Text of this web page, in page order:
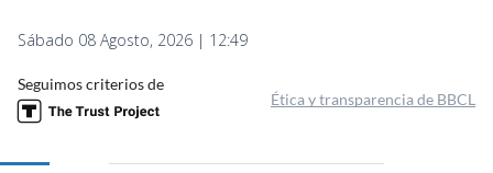
Sábado 08 Agosto, 2026 | 12:49
Seguimos criterios de
Ética y transparencia de BBCL